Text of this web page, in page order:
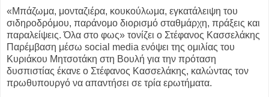
«Μπάζωμα, μονταζιέρα, κουκούλωμα, εγκατάλειψη του
σιδηροδρόμου, παράνομο διορισμό σταθμάρχη, πράξεις και
παραλείψεις. Όλα στο φως» τονίζει ο Στέφανος Κασσελάκης
Παρέμβαση μέσω social media ενόψει της ομιλίας του
Κυριάκου Μητσοτάκη στη Βουλή για την πρόταση
δυσπιστίας έκανε ο Στέφανος Κασσελάκης, καλώντας τον
πρωθυπουργό να απαντήσει σε τρία ερωτήματα.